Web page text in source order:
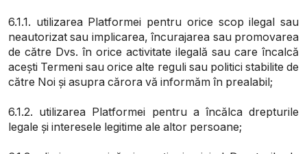
6.1.1. utilizarea Platformei pentru orice scop ilegal sau
neautorizat sau implicarea, încurajarea sau promovarea
de către Dvs. în orice activitate ilegală sau care încalcă
acești Termeni sau orice alte reguli sau politici stabilite de
către Noi și asupra cărora vă informăm în prealabil;
6.1.2. utilizarea Platformei pentru a încălca drepturile
legale și interesele legitime ale altor persoane;